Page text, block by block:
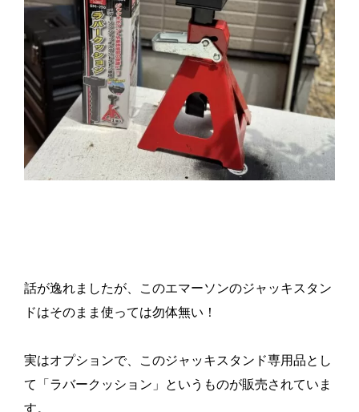
話が逸れましたが、このエマーソンのジャッキスタン
ドはそのまま使っては勿体無い！
実はオプションで、このジャッキスタンド専用品とし
て「ラバークッション」というものが販売されていま
す。